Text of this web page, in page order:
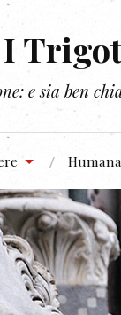
I
e sia ben